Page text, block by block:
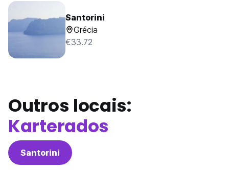
Santorini
Grécia
€33.72
Outros locais:
Karterados
Santorini